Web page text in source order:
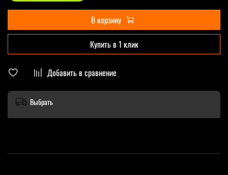
Добавить в сравнение
В корзину
Купить в 1 клик
Выбрать